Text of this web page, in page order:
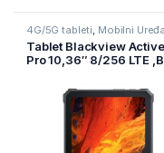
4G/5G tableti Mobilni
Tablet Blackview
Pro 10,36″ 8/256 LTE